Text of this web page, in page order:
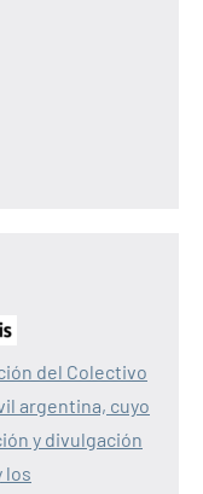
del Colectivo
argentina, cuyo
y divulgación
los